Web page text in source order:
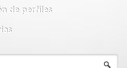
de perfiles